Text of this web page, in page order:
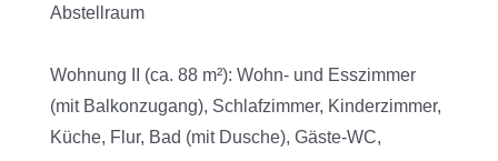
Abstellraum
Wohnung II (ca. 88 m²): Wohn- und Esszimmer
(mit Balkonzugang), Schlafzimmer, Kinderzimmer,
Küche, Flur, Bad (mit Dusche), Gäste-WC,